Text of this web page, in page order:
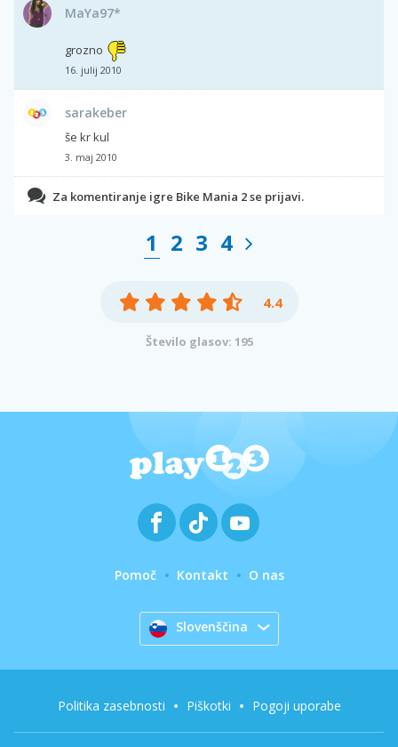
MaYa97*
grozno
16. julij 2010
sarakeber
še kr kul
3. maj 2010
Za komentiranje igre Bike Mania 2 se prijavi.
1 2 3 4
4.4
Število glasov: 195
Pomoč Kontakt O nas
Slovenščina
Politika zasebnosti Piškotki Pogoji uporabe